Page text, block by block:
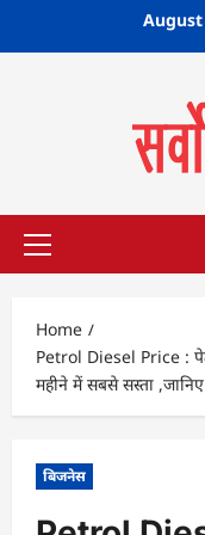
August
Primary
Home
Petrol Diesel Price :
महीने में सबसे सस्ता
बिजनेस